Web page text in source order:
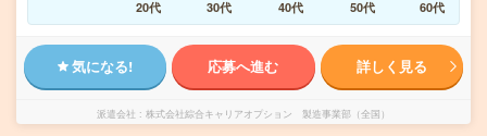
20代
30代 40代 50代 60代
気になる! 応募へ進む 詳しく見る
派遣会社 株式会社綜合キャリアオプション 製造事業部（全国）